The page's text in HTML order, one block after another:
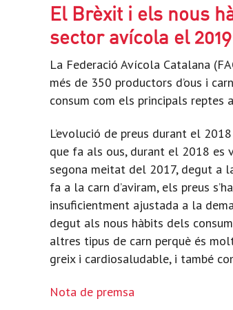
El Brèxit i els nous
sector avícola el 2019
La Federació Avícola Catalana
més de 350 productors d’ous i
consum com els principals
L’evolució de preus durant el
que fa als ous, durant el 2018 es
segona meitat del 2017, degut a
fa a la carn d’aviram, els preus
insuficientment ajustada a la
degut als nous hàbits dels
altres tipus de carn perquè és
greix i cardiosaludable, i també
Nota de premsa